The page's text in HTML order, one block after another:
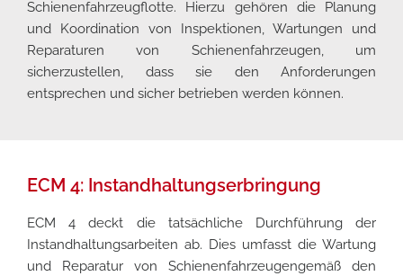
Schienenfahrzeugflotte. Hierzu gehören die Planung
und Koordination von Inspektionen, Wartungen und
Reparaturen von Schienenfahrzeugen, um
sicherzustellen, dass sie den Anforderungen
entsprechen und sicher betrieben werden können.
ECM 4: Instandhaltungserbringung
ECM 4 deckt die tatsächliche Durchführung der
Instandhaltungsarbeiten ab. Dies umfasst die Wartung
und Reparatur von Schienenfahrzeugengemäß den